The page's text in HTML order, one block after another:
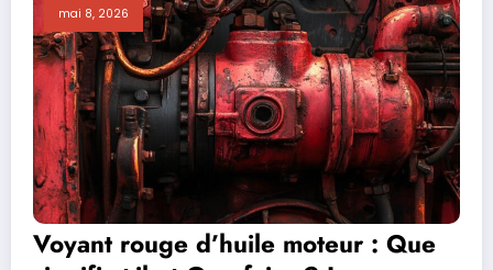
mai 8, 2026
Voyant rouge d’huile moteur : Que